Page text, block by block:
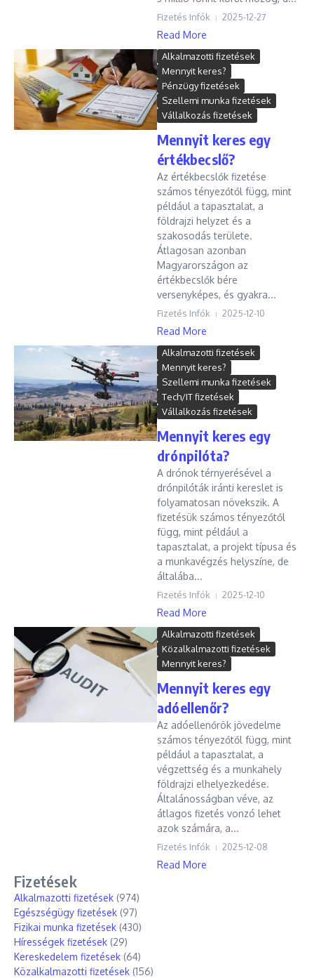
Fizetés Infók 2025-12-27
Read More
Alkalmazotti fizetések
Mennyit keres?
Pénzügy fizetések
Szellemi munka fizetések
Vállalkozás fizetések
Mennyit keres egy
értékbecslő?
Az értékbecslők fizetése
számos tényezőtől függ, mint
például a tapasztalat, a
földrajzi helyzet és a
szakosodás területe.
Átlagosan azonban
Magyarországon az
értékbecslők bére
versenyképes, és gyakra...
Fizetés Infók 2025-12-10
Read More
Alkalmazotti fizetések
Mennyit keres?
Szellemi munka fizetések
Tech/IT fizetések
Vállalkozás fizetések
Mennyit keres egy
drónpilóta?
A drónok térnyerésével a
drónpilóták iránti kereslet is
folyamatosan növekszik. A
fizetésük számos tényezőtől
függ, mint például a
tapasztalat, a projekt típusa és
a munkavégzés helyszíne, de
általába...
Fizetés Infók 2025-12-10
Read More
Alkalmazotti fizetések
Közalkalmazotti fizetések
Mennyit keres?
Mennyit keres egy
adóellenőr?
Az adóellenőrök jövedelme
számos tényezőtől függ, mint
például a tapasztalat, a
végzettség és a munkahely
földrajzi elhelyezkedése.
Általánosságban véve, az
átlagos fizetés vonzó lehet
azok számára, a...
Fizetés Infók 2025-12-08
Read More
Fizetések
Alkalmazotti fizetések (974)
Egészségügy fizetések (97)
Fizikai munka fizetések (430)
Hírességek fizetések (29)
Kereskedelem fizetések (64)
Közalkalmazotti fizetések (156)